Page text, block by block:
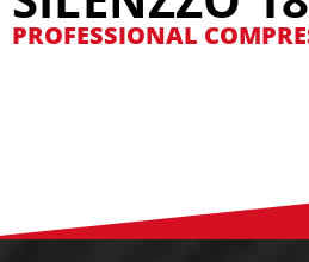
PROFESSIONAL